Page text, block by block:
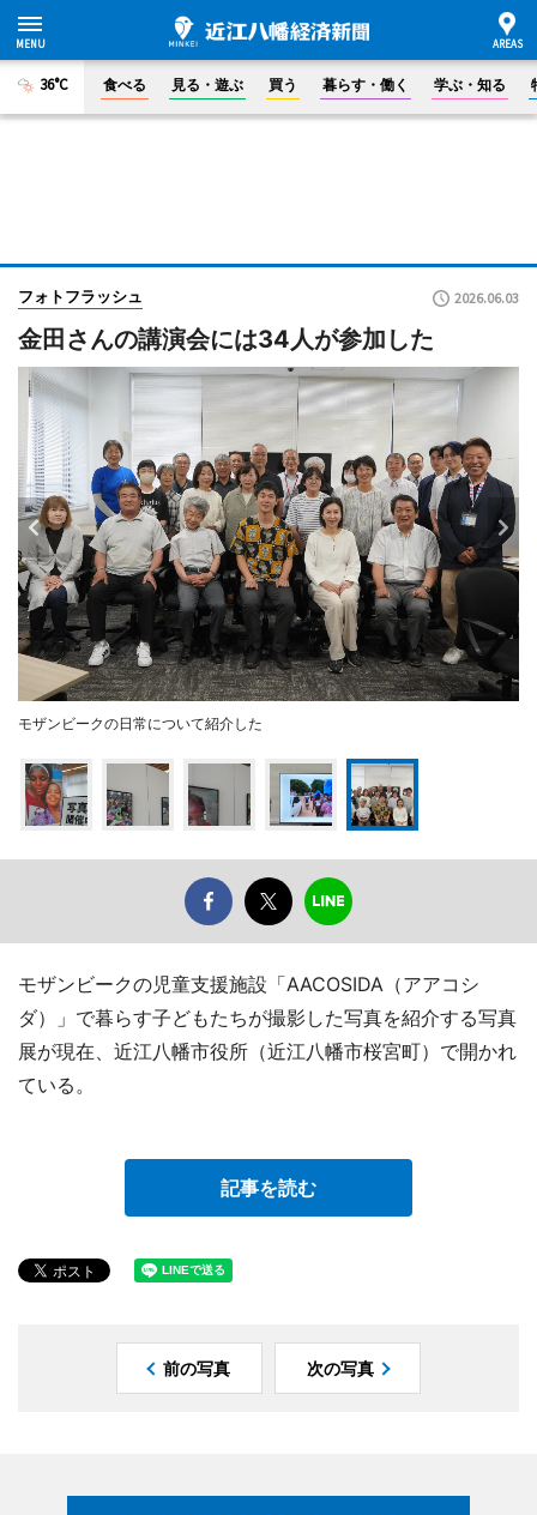
36°C 食べる 見る・遊ぶ 買う 暮らす・働く 学ぶ・知る
フォトフラッシュ 2026.06.03
金田さんの講演会には34人が参加した
モザンビークの日常について紹介した
モザンビークの児童支援施設「AACOSIDA（アアコシ
ダ）」で暮らす子どもたちが撮影した写真を紹介する写真
展が現在、近江八幡市役所（近江八幡市桜宮町）で開かれ
ている。
記事を読む
前の写真 次の写真